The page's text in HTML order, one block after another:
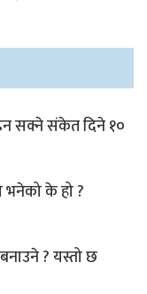
सक्ने संकेत दिने १०
भनेको के हो ?
? यस्तो छ